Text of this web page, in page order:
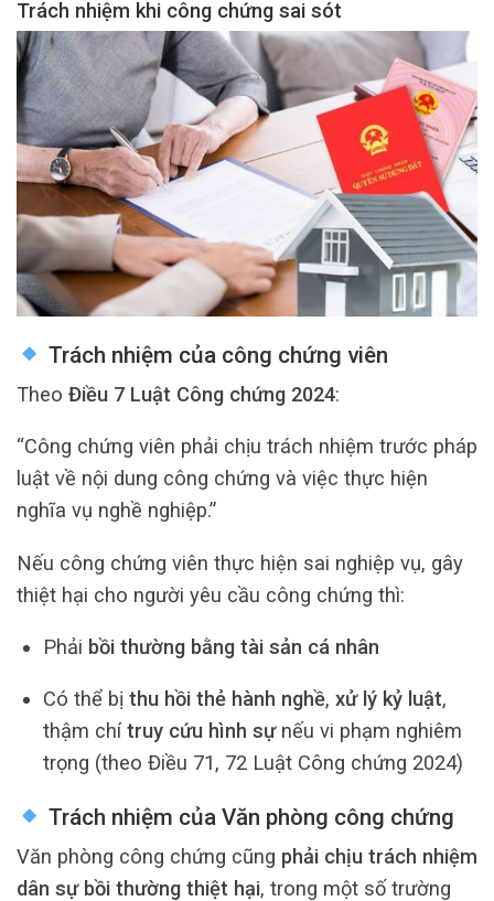
Trách nhiệm khi công chứng sai sót
Trách nhiệm của công chứng viên
Theo Điều 7 Luật Công chứng 2024:
“Công chứng viên phải chịu trách nhiệm trước pháp
luật về nội dung công chứng và việc thực hiện
nghĩa vụ nghề nghiệp.”
Nếu công chứng viên thực hiện sai nghiệp vụ, gây
thiệt hại cho người yêu cầu công chứng thì:
Phải bồi thường bằng tài sản cá nhân
Có thể bị thu hồi thẻ hành nghề, xử lý kỷ luật,
thậm chítruy cứu hình sựnếu vi phạm nghiêm
trọng (theo Điều 71, 72 Luật Công chứng 2024)
Trách nhiệm của Văn phòng công chứng
Văn phòng công chứng cũng phải chịu trách nhiệm
dân sự bồi thường thiệt hại, trong một số trường